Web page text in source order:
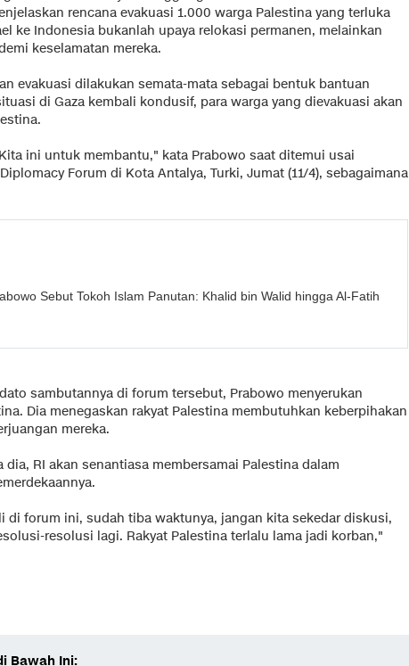
rencana evakuasi 1.000 warga Palestina yang terluka
ke Indonesia bukanlah upaya relokasi permanen, melainkan
keselamatan mereka.
evakuasi dilakukan semata-mata sebagai bentuk bantuan
di Gaza kembali kondusif, para warga yang dievakuasi akan
ini untuk membantu," kata Prabowo saat ditemui usai
Forum di Kota Antalya, Turki, Jumat (11/4), sebagaimana
Sebut Tokoh Islam Panutan: Khalid bin Walid hingga Al-Fatih
sambutannya di forum tersebut, Prabowo menyerukan
Dia menegaskan rakyat Palestina membutuhkan keberpihakan
mereka.
dia, RI akan senantiasa membersamai Palestina dalam
di forum ini, sudah tiba waktunya, jangan kita sekedar diskusi,
resolusi lagi. Rakyat Palestina terlalu lama jadi korban,"
Bawah Ini: